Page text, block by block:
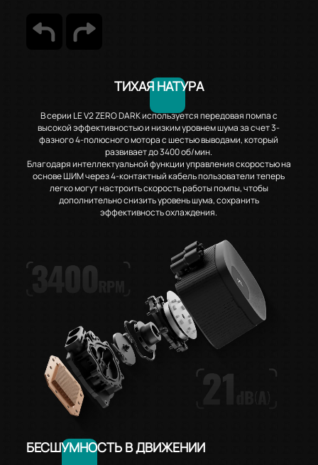
ТИХАЯ НАТУРА
В серии LE V2 ZERO DARK используется передовая помпа с
высокой эффективностью и низким уровнем шума за счет 3-
фазного 4-полюсного мотора с шестью выводами, который
развивает до 3400 об/мин.
Благодаря интеллектуальной функции управления скоростью на
основе ШИМ через 4-контактный кабель пользователи теперь
легко могут настроить скорость работы помпы, чтобы
дополнительно снизить уровень шума, сохранить
эффективность охлаждения.
БЕСШУМНОСТЬ В ДВИЖЕНИИ